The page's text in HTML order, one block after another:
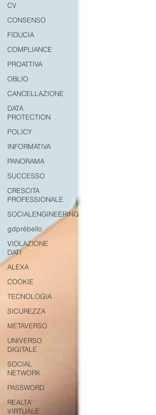
CV
CONSENSO
FIDUCIA
COMPLIANCE
PROATTIVA
OBLIO
CANCELLAZIONE
DATA
PROTECTION
POLICY
INFORMATIVA
PANORAMA
SUCCESSO
CRESCITA
PROFESSIONALE
SOCIALENGINEERING
gdprèbello
VIOLAZIONE
DATI
ALEXA
COOKIE
TECNOLOGIA
SICUREZZA
METAVERSO
UNIVERSO
DIGITALE
SOCIAL
NETWORK
PASSWORD
REALTA'
VIRTUALE